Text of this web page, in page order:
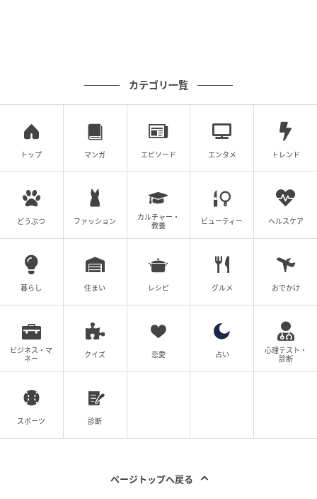
そして、こちらは『KM チェーン付きシャイニーリップ
グロス 04b』。カラー名は「シアーレッド」で、存在
感がありつつも透き通るような発色が魅力的な落ち着
個性的で可愛い映えるパッケージに、トレンド感のあ
カテゴリ一覧
トップ マンガ エピソード エンタメ トレンド
どうぶつ ファッション
カルチャー・
教養
ビューティー ヘルスケア
暮らし 住まい レシピ グルメ おでかけ
ビジネス・マ
ネー
クイズ 恋愛 占い
心理テスト・
診断
スポーツ 診断
ページトップへ戻る